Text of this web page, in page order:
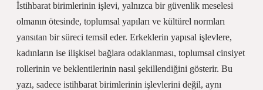
İstihbarat birimlerinin işlevi, yalnızca bir güvenlik meselesi
olmanın ötesinde, toplumsal yapıları ve kültürel normları
yansıtan bir süreci temsil eder. Erkeklerin yapısal işlevlere,
kadınların ise ilişkisel bağlara odaklanması, toplumsal cinsiyet
rollerinin ve beklentilerinin nasıl şekillendiğini gösterir. Bu
yazı, sadece istihbarat birimlerinin işlevlerini değil, aynı